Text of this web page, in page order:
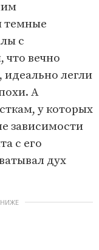
темные
с
что вечно
идеально легли
А
у которых
зависимости
с его
дух